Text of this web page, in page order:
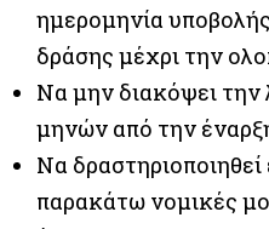
ημερομηνία
δράσης μέχρι την
Να μην διακόψει την
μηνών από την
Να
παρακάτω νομικές